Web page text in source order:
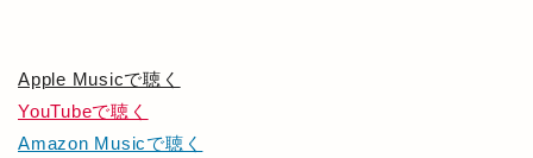
Apple Musicで聴く
YouTubeで聴く
Amazon Musicで聴く